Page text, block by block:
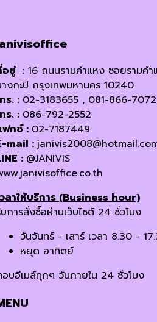
อยู่ : 16 ถนนรามคำแหง ซอยรามค
งกะปิ กรุงเทพมหานคร 10240
ร. : 02-3183655 , 081-866-
ร. : 086-792-2552
กซ์ : 02-7187449
mail :
: @JANIVIS
ลาให้บริการ (Business hour)
การสั่งซื้อผ่านเว็บไซต์ 24 ชั่วโมง
วันจันทร์ - เสาร์ เวลา 8.30 -
หยุด อาทิตย์
บอีเมล์ทุกๆ วันภายใน 24 ชั่วโมง